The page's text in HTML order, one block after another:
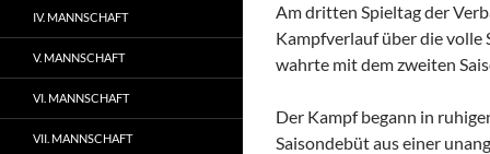
Am dritten Spieltag der
Kampfverlauf über die volle
wahrte mit dem zweiten
Der Kampf begann in
Saisondebüt aus einer
IV. MANNSCHAFT
V. MANNSCHAFT
VI. MANNSCHAFT
VII. MANNSCHAFT